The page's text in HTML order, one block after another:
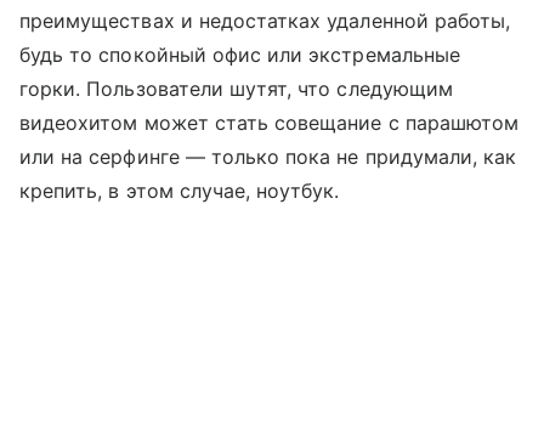
преимуществах и недостатках удаленной работы,
будь то спокойный офис или экстремальные
горки. Пользователи шутят, что следующим
видеохитом может стать совещание с парашютом
или на серфинге — только пока не придумали, как
крепить, в этом случае, ноутбук.